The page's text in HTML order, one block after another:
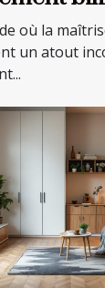
privées
où la
un atout